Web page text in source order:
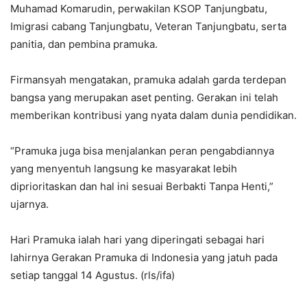
Muhamad Komarudin, perwakilan KSOP Tanjungbatu,
Imigrasi cabang Tanjungbatu, Veteran Tanjungbatu, serta
panitia, dan pembina pramuka.
Firmansyah mengatakan, pramuka adalah garda terdepan
bangsa yang merupakan aset penting. Gerakan ini telah
memberikan kontribusi yang nyata dalam dunia pendidikan.
“Pramuka juga bisa menjalankan peran pengabdiannya
yang menyentuh langsung ke masyarakat lebih
diprioritaskan dan hal ini sesuai Berbakti Tanpa Henti,”
ujarnya.
Hari Pramuka ialah hari yang diperingati sebagai hari
lahirnya Gerakan Pramuka di Indonesia yang jatuh pada
setiap tanggal 14 Agustus. (rls/ifa)